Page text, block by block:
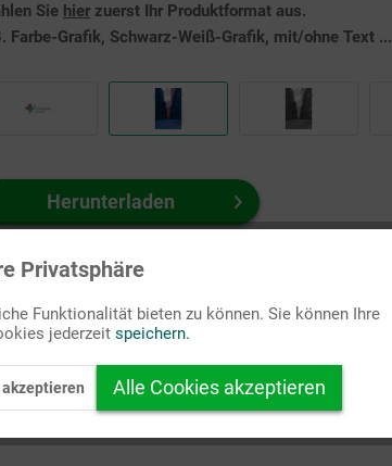
Sie hier zuerst Ihr Produktformat aus.
Farbe-Grafik, Schwarz-Weiß-Grafik, mit/ohne Text ...
Herunterladen
Inaktiv
Privatsphäre
Funktionalität bieten zu können. Sie können Ihre
jederzeit speichern.
Alle Cookies akzeptieren